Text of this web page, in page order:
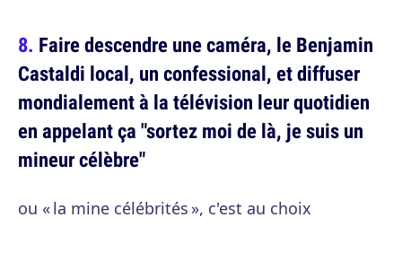
Faire descendre une caméra, le Benjamin
Castaldi local, un confessional, et diffuser
mondialement à la télévision leur quotidien
en appelant ça "sortez moi de là, je suis un
mineur célèbre"
ou « la mine célébrités », c'est au choix